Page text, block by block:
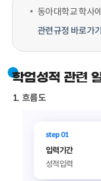
동아대학교 학사
관련규정 바로가기
학업성적 관련
흐름도
step 01
입력기간
성적입력